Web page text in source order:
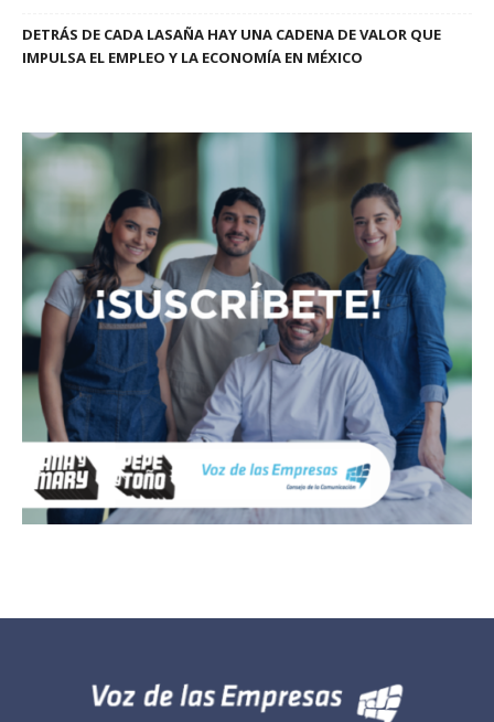
DETRÁS DE CADA LASAÑA HAY UNA CADENA DE VALOR QUE
IMPULSA EL EMPLEO Y LA ECONOMÍA EN MÉXICO